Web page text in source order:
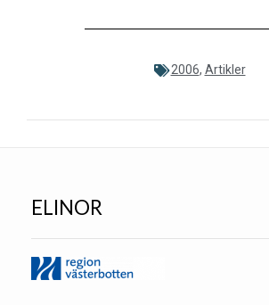
2006, Artikler
ELINOR